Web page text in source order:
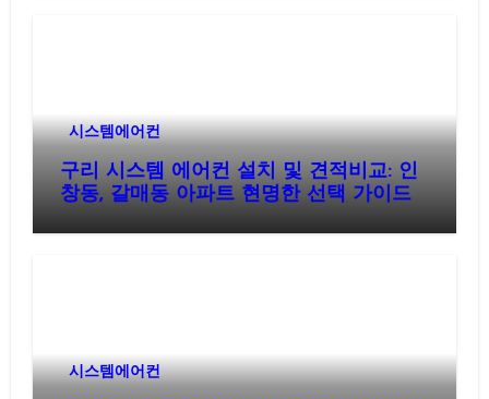
시스템에어컨
구리 시스템 에어컨 설치 및 견적비교: 인
창동, 갈매동 아파트 현명한 선택 가이드
시스템에어컨